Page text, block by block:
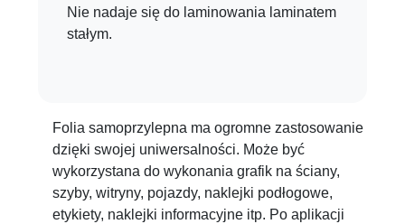
Nie nadaje się do laminowania laminatem
stałym.
Folia samoprzylepna ma ogromne zastosowanie
dzięki swojej uniwersalności. Może być
wykorzystana do wykonania grafik na ściany,
szyby, witryny, pojazdy, naklejki podłogowe,
etykiety, naklejki informacyjne itp. Po aplikacji